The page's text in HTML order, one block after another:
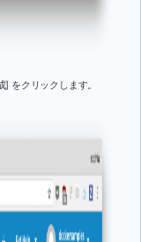
をクリックします。